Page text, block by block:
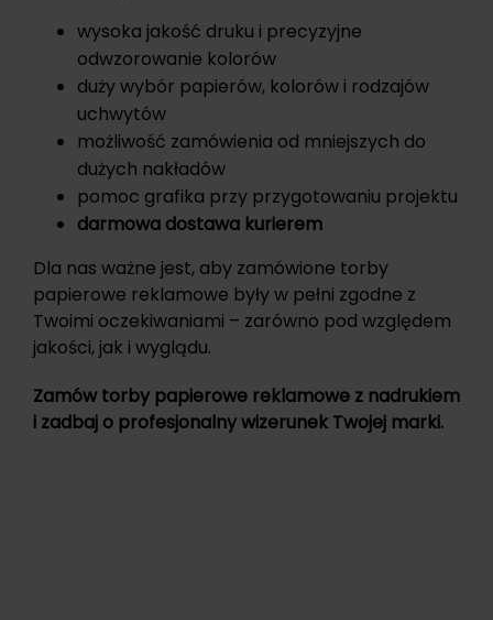
wysoka jakość druku i precyzyjne
odwzorowanie kolorów
duży wybór papierów, kolorów i rodzajów
uchwytów
możliwość zamówienia od mniejszych do
dużych nakładów
pomoc grafika przy przygotowaniu projektu
darmowa dostawa kurierem
Dla nas ważne jest, aby zamówione torby
papierowe reklamowe były w pełni zgodne z
Twoimi oczekiwaniami – zarówno pod względem
jakości, jak i wyglądu.
Zamów torby papierowe reklamowe z nadrukiem
i zadbaj o profesjonalny wizerunek Twojej marki.